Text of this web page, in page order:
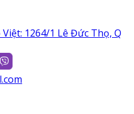
1264/1 Lê Đức Thọ, Q